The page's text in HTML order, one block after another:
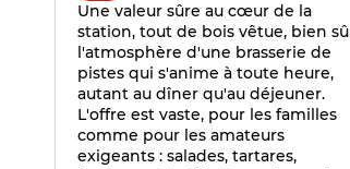
Une valeur sûre au cœur de la
station, tout de bois vêtue, bien
l'atmosphère d'une brasserie de
pistes qui s'anime à toute heure,
autant au dîner qu'au déjeuner.
L'offre est vaste, pour les familles
comme pour les amateurs
exigeants : salades, tartares,